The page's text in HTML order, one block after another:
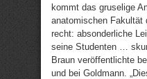
kommt das gruselige
anatomischen Fakultät
recht: absonderliche
seine Studenten …
Braun veröffentlichte
und bei Goldmann.